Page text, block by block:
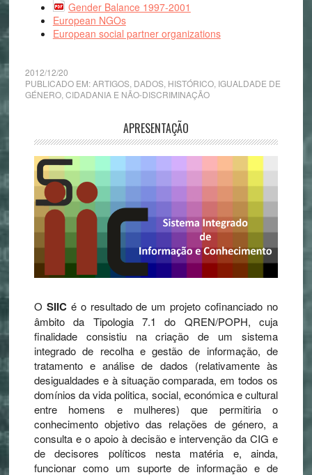
Gender Balance 1997-2001
European NGOs
European social partner organizations
2012/12/20
PUBLICADO EM:ARTIGOS, DADOS, HISTÓRICO, IGUALDADE DE
GÉNERO, CIDADANIA E NÃO-DISCRIMINAÇÃO
APRESENTAÇÃO
O SIICé o resultado de um projeto cofinanciado no
âmbito da Tipologia 7.1 do QREN/POPH, cuja
finalidade consistiu na criação de um sistema
integrado de recolha e gestão de informação, de
tratamento e análise de dados (relativamente às
desigualdades e à situação comparada, em todos os
domínios da vida politica, social, económica e cultural
entre homens e mulheres) que permitiria o
conhecimento objetivo das relações de género, a
consulta e o apoio à decisão e intervenção da CIG e
de decisores políticos nesta matéria e, ainda,
funcionar como um suporte de informação e de